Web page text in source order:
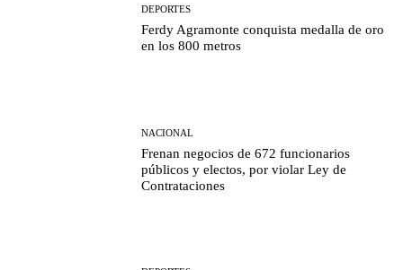
DEPORTES
Ferdy Agramonte conquista medalla de oro
en los 800 metros
NACIONAL
Frenan negocios de 672 funcionarios
públicos y electos, por violar Ley de
Contrataciones